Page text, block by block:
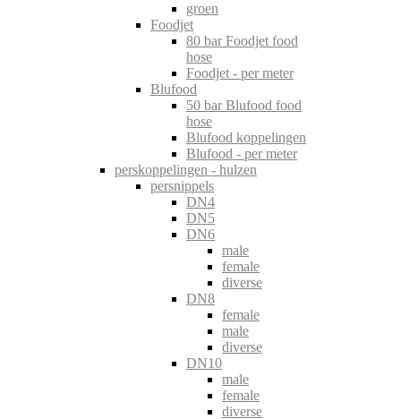
groen
Foodjet
80 bar Foodjet food
hose
Foodjet - per meter
Blufood
50 bar Blufood food
hose
Blufood koppelingen
Blufood - per meter
perskoppelingen - hulzen
persnippels
DN4
DN5
DN6
male
female
diverse
DN8
female
male
diverse
DN10
male
female
diverse